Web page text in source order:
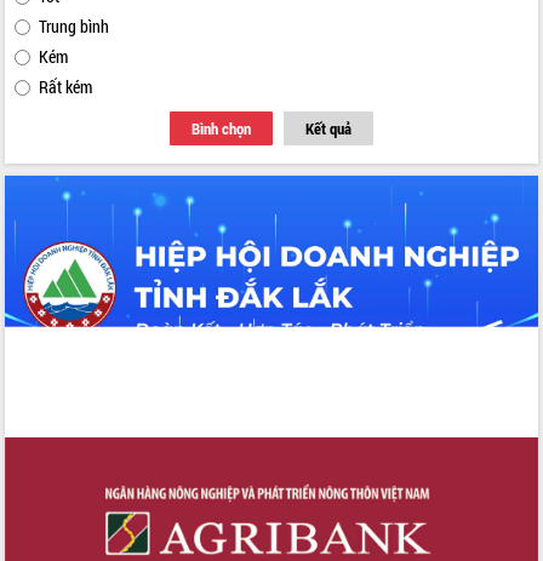
Trung bình
Kém
Rất kém
Bình chọn Kết quả